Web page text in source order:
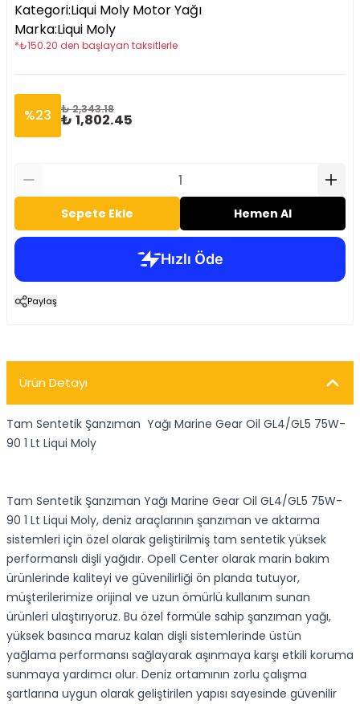
Kategori:Liqui Moly Motor Yağı
Marka:Liqui Moly
*₺150.20 den başlayan taksitlerle
%23 ₺ 2,343.18
₺ 1,802.45
Sepete Ekle Hemen Al
Paylaş
Ürün Detayı
Tam Sentetik Şanzıman Yağı Marine Gear Oil GL4/GL5 75W-
90 1 Lt Liqui Moly
Tam Sentetik Şanzıman Yağı Marine Gear Oil GL4/GL5 75W-
90 1 Lt Liqui Moly, deniz araçlarının şanzıman ve aktarma
sistemleri için özel olarak geliştirilmiş tam sentetik yüksek
performanslı dişli yağıdır. Opell Center olarak marin bakım
ürünlerinde kaliteyi ve güvenilirliği ön planda tutuyor,
müşterilerimize orijinal ve uzun ömürlü kullanım sunan
ürünleri ulaştırıyoruz. Bu özel formüle sahip şanzıman yağı,
yüksek basınca maruz kalan dişli sistemlerinde üstün
yağlama performansı sağlayarak aşınmaya karşı etkili koruma
sunmaya yardımcı olur. Deniz ortamının zorlu çalışma
şartlarına uygun olarak geliştirilen yapısı sayesinde güvenilir